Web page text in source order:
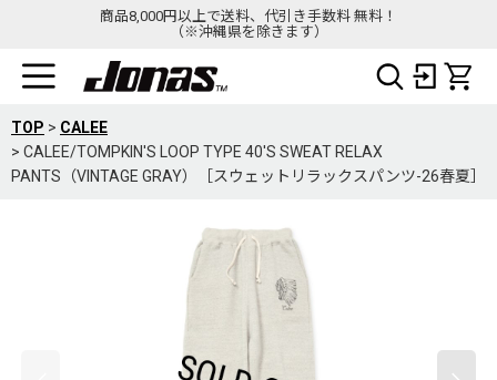
商品8,000円以上で送料、代引き手数料 無料！
（※沖縄県を除きます）
TOP > CALEE
> CALEE/TOMPKIN'S LOOP TYPE 40'S SWEAT RELAX
PANTS（VINTAGE GRAY）［スウェットリラックスパンツ-26春夏］